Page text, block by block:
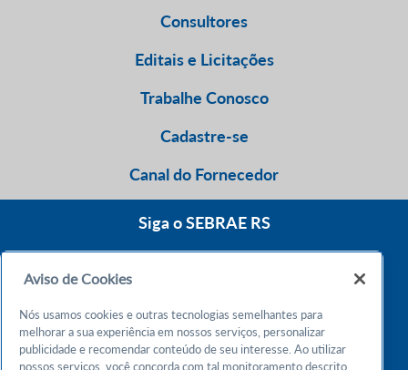
Consultores
Editais e Licitações
Trabalhe Conosco
Cadastre-se
Canal do Fornecedor
Siga o SEBRAE RS
Atendimento 24h
Aviso de Cookies
Nós usamos cookies e outras tecnologias semelhantes para
melhorar a sua experiência em nossos serviços, personalizar
publicidade e recomendar conteúdo de seu interesse. Ao utilizar
nossos serviços, você concorda com tal monitoramento descrito